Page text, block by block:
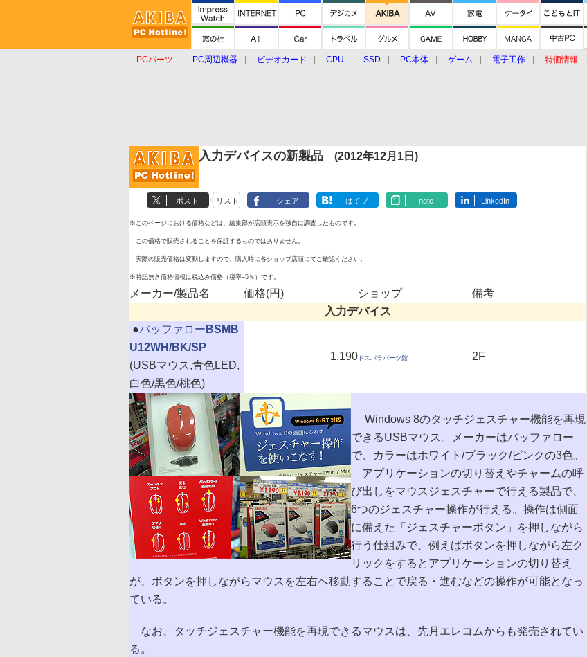
PCパーツ PC周辺機器 ビデオカード CPU SSD PC本体 ゲーム 電子工作 特価情報
入力デバイスの新製品 (2012年12月1日)
ポスト リスト シェア はてブ note LinkedIn
※このページにおける価格などは、編集部が店頭表示を独自に調査したものです。
この価格で販売されることを保証するものではありません。
実際の販売価格は変動しますので、購入時に各ショップ店頭にてご確認ください。
※特記無き価格情報は税込み価格（税率=5％）です。
メーカー/製品名 価格(円) ショップ
備考
入力デバイス
●バッファロー BSMB
U12WH/BK/SP
(USBマウス,青色LED,
白色/黒色/桃色)
1,190 ドスパラパーツ館 2F
Windows 8のタッチジェスチャー機能を再現
できるUSBマウス。メーカーはバッファロー
で、カラーはホワイト/ブラック/ピンクの3色。
アプリケーションの切り替えやチャームの呼
び出しをマウスジェスチャーで行える製品で、
6つのジェスチャー操作が行える。操作は側面
に備えた「ジェスチャーボタン」を押しながら
行う仕組みで、例えばボタンを押しながら左ク
リックをするとアプリケーションの切り替え
が、ボタンを押しながらマウスを左右へ移動することで戻る・進むなどの操作が可能となっ
ている。
なお、タッチジェスチャー機能を再現できるマウスは、先月エレコムからも発売されてい
る。